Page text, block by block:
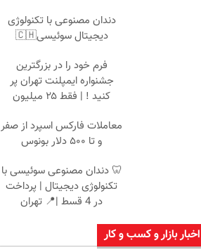
دندان مصنوعی با تکنولوژی
دیجیتال سوئیسی🇨🇭
فرم خود را در بزرگترین
جشنواره ایمپلنت تهران پر
کنید ! | فقط ۲۵ میلیون
معاملات فارکس اسپرد از صفر
و تا ۵۰۰ دلار بونوس
🦷 دندان مصنوعی سوئیسی با
تکنولوژی دیجیتال | پرداخت
در 4 قسط |📍 تهران
اخبار بازار و کسب و کار